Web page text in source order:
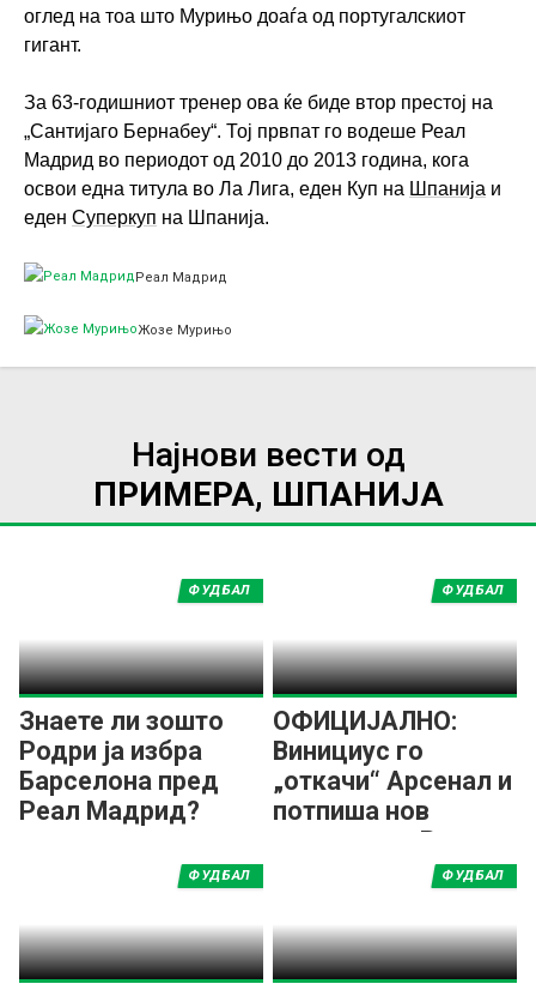
оглед на тоа што Мурињо доаѓа од португалскиот
гигант.
За 63-годишниот тренер ова ќе биде втор престој на
„Сантијаго Бернабеу“. Тој првпат го водеше Реал
Мадрид во периодот од 2010 до 2013 година, кога
освои една титула во Ла Лига, еден Куп на Шпанија и
еден Суперкуп на Шпанија.
Реал Мадрид
Жозе Мурињо
Најнови вести од
ПРИМЕРА, ШПАНИЈА
Знаете ли зошто
Родри ја избра
Барселона пред
Реал Мадрид?
ФУДБАЛ
ОФИЦИЈАЛНО:
Винициус го
„откачи“ Арсенал и
потпиша нов
договор со Реал
ФУДБАЛ
ФУДБАЛ ФУДБАЛ